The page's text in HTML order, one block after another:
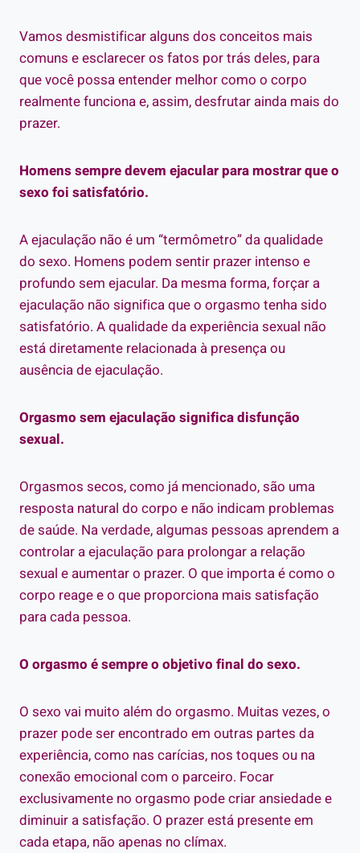
Vamos desmistificar alguns dos conceitos mais
comuns e esclarecer os fatos por trás deles, para
que você possa entender melhor como o corpo
realmente funciona e, assim, desfrutar ainda mais do
prazer.
Homens sempre devem ejacular para mostrar que o
sexo foi satisfatório.
A ejaculação não é um “termômetro” da qualidade
do sexo. Homens podem sentir prazer intenso e
profundo sem ejacular. Da mesma forma, forçar a
ejaculação não significa que o orgasmo tenha sido
satisfatório. A qualidade da experiência sexual não
está diretamente relacionada à presença ou
ausência de ejaculação.
Orgasmo sem ejaculação significa disfunção
sexual.
Orgasmos secos, como já mencionado, são uma
resposta natural do corpo e não indicam problemas
de saúde. Na verdade, algumas pessoas aprendem a
controlar a ejaculação para prolongar a relação
sexual e aumentar o prazer. O que importa é como o
corpo reage e o que proporciona mais satisfação
para cada pessoa.
O orgasmo é sempre o objetivo final do sexo.
O sexo vai muito além do orgasmo. Muitas vezes, o
prazer pode ser encontrado em outras partes da
experiência, como nas carícias, nos toques ou na
conexão emocional com o parceiro. Focar
exclusivamente no orgasmo pode criar ansiedade e
diminuir a satisfação. O prazer está presente em
cada etapa, não apenas no clímax.